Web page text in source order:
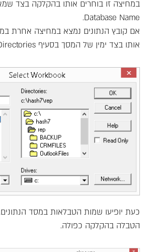
במחיצה זו בוחרים אותו בהקלקה בצד
Database Name.
אם קובץ הנתונים נמצא במחיצה אחרת
אותו בצד ימין של המסך בסעיף Directories.
כעת יופיעו שמות הטבלאות במסד
הטבלה בהקלקה כפולה.